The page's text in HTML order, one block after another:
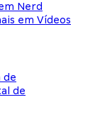
Nerd
em Vídeos
de
de